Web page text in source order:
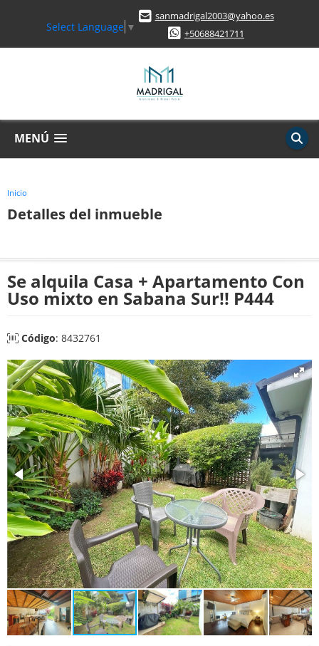
Select Language ▼
sanmadrigal2003@yahoo.es
+50688421711
MENÚ
Inicio
Detalles del inmueble
Se alquila Casa + Apartamento Con
Uso mixto en Sabana Sur!! P444
Código: 8432761